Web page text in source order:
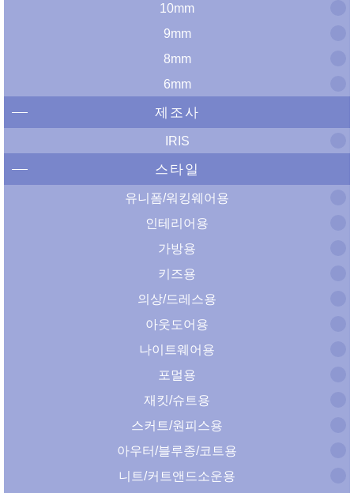
10mm
9mm
8mm
6mm
제조사
IRIS
스타일
유니폼/워킹웨어용
인테리어용
가방용
키즈용
의상/드레스용
아웃도어용
나이트웨어용
포멀용
재킷/슈트용
스커트/원피스용
아우터/블루종/코트용
니트/커트앤드소운용